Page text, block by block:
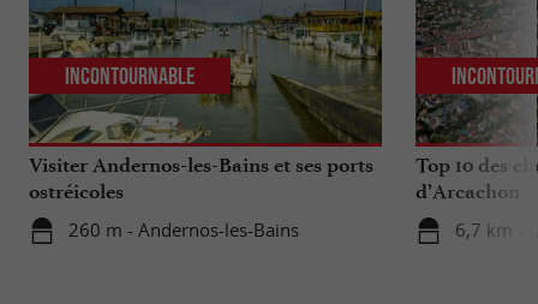
Visiter Andernos-les-Bains et ses ports
ostréicoles
260 m - Andernos-les-Bains
Incontournable
Top 10 des
d’Arcachon
6,7 km -